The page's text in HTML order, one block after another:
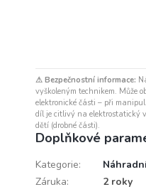
⚠ Bezpečnostní informace:
vyškoleným technikem. Může
elektronické části – při
díl je citlivý na elektrostatický
dětí (drobné části).
Doplňkové
Kategorie:
Záruka:
2 roky